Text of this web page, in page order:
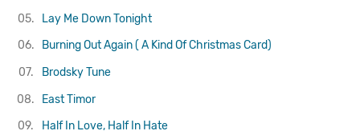
05.
Lay Me Down Tonight
06.
Burning Out Again ( A Kind Of Christmas Card)
07.
Brodsky Tune
08.
East Timor
09.
Half In Love, Half In Hate